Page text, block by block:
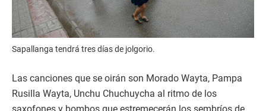
Sapallanga tendrá tres días de jolgorio.
Las canciones que se oirán son Morado Wayta, Pampa
Rusilla Wayta, Unchu Chuchuycha al ritmo de los